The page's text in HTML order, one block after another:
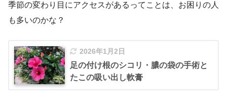
季節の変わり目にアクセスがあるってことは、お困りの人
も多いのかな？
2026年1月2日
足の付け根のシコリ・膿の袋の手術と
たこの吸い出し軟膏